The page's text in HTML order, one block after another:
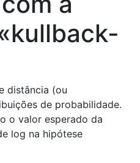
distância (ou
de probabilidade.
o valor esperado da
log na hipótese